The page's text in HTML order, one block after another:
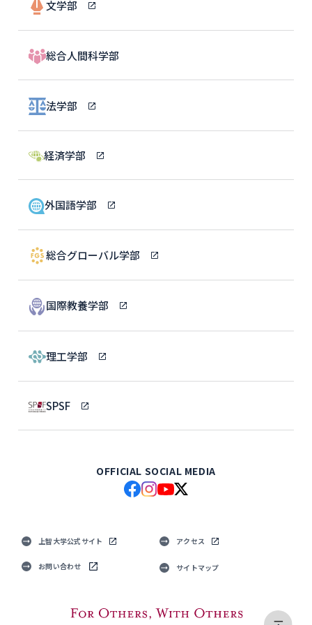
文学部
総合人間科学部
法学部
経済学部
外国語学部
総合グローバル学部
国際教養学部
理工学部
SPSF
OFFICIAL SOCIAL MEDIA
上智大学公式サイト アクセス
お問い合わせ サイトマップ